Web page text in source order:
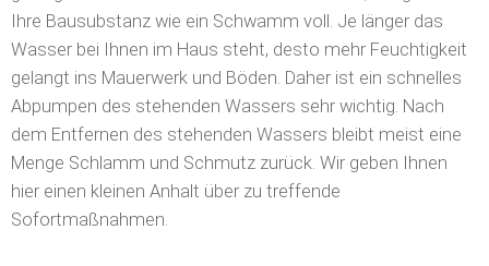
Ihre Bausubstanz wie ein Schwamm voll. Je länger das
Wasser bei Ihnen im Haus steht, desto mehr Feuchtigkeit
gelangt ins Mauerwerk und Böden. Daher ist ein schnelles
Abpumpen des stehenden Wassers sehr wichtig. Nach
dem Entfernen des stehenden Wassers bleibt meist eine
Menge Schlamm und Schmutz zurück. Wir geben Ihnen
hier einen kleinen Anhalt über zu treffende
Sofortmaßnahmen.